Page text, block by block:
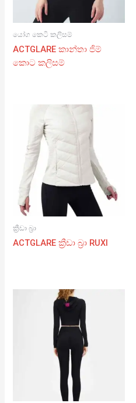
යෝග කෙටි කලිසම්
ACTGLARE කාන්තා ජිම්
කොට කලිසම්
ක්‍රීඩා බ්‍රා
ACTGLARE ක්‍රීඩා බ්‍රා RUXI